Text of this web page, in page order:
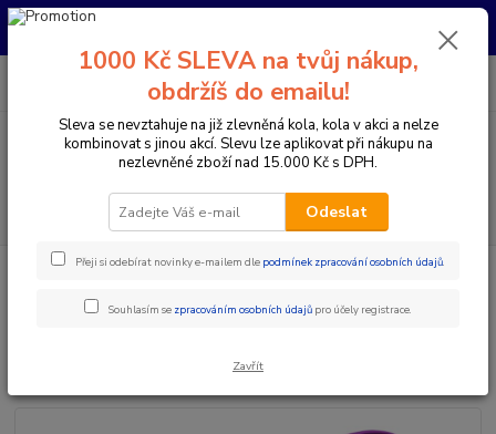
Pro nachystání kola / doplňků na prodejně si prosím zavolejte dopředu.
Menu
CZK
PO-PÁ 10:00-17:00 | SO: 9:00-12:00
Doplňky a helmy Cyklistické helmy Integrální helmy
PURPLE - (SIXSIXONE)
1000 Kč SLEVA na tvůj nákup,
obdržíš do emailu!
Sleva se nevztahuje na již zlevněná kola, kola v akci a nelze
kombinovat s jinou akcí. Slevu lze aplikovat při nákupu na
nezlevněné zboží nad 15.000 Kč s DPH.
Odeslat
Přeji si odebírat novinky e-mailem dle podmínek zpracování osobních údajů.
Souhlasím se zpracováním osobních údajů pro účely registrace.
Zavřít